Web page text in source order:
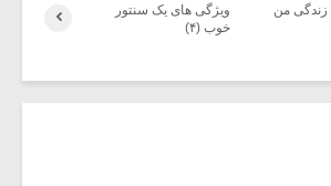
ویژگی های یک سنتور
خوب (۴)
من